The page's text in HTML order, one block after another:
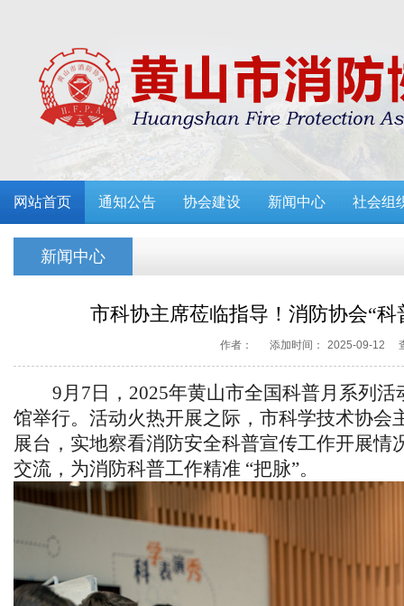
网站首页 通知公告 协会建设 新闻中心 社会组
新闻中心
市科协主席莅临指导！消防协会“
作者： 添加时间： 2025-09-12
9月7日，2025年黄山市全国科普月系列
馆举行。 活动火热开展之际，市科学技术协会
展台，实地察看消防安全科普宣传工作开展
交流，为消防科普工作精准 “把脉”。